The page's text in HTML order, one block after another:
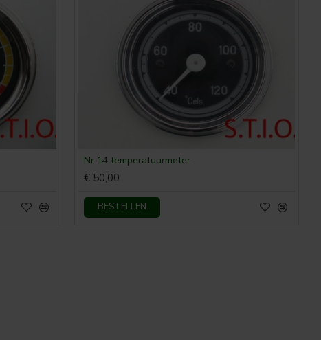
Nr 14 temperatuurmeter
€ 50,00
BESTELLEN